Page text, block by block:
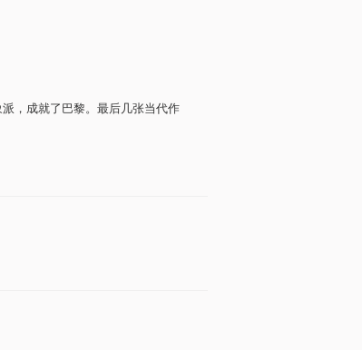
，成就了巴黎。最后几张当代作